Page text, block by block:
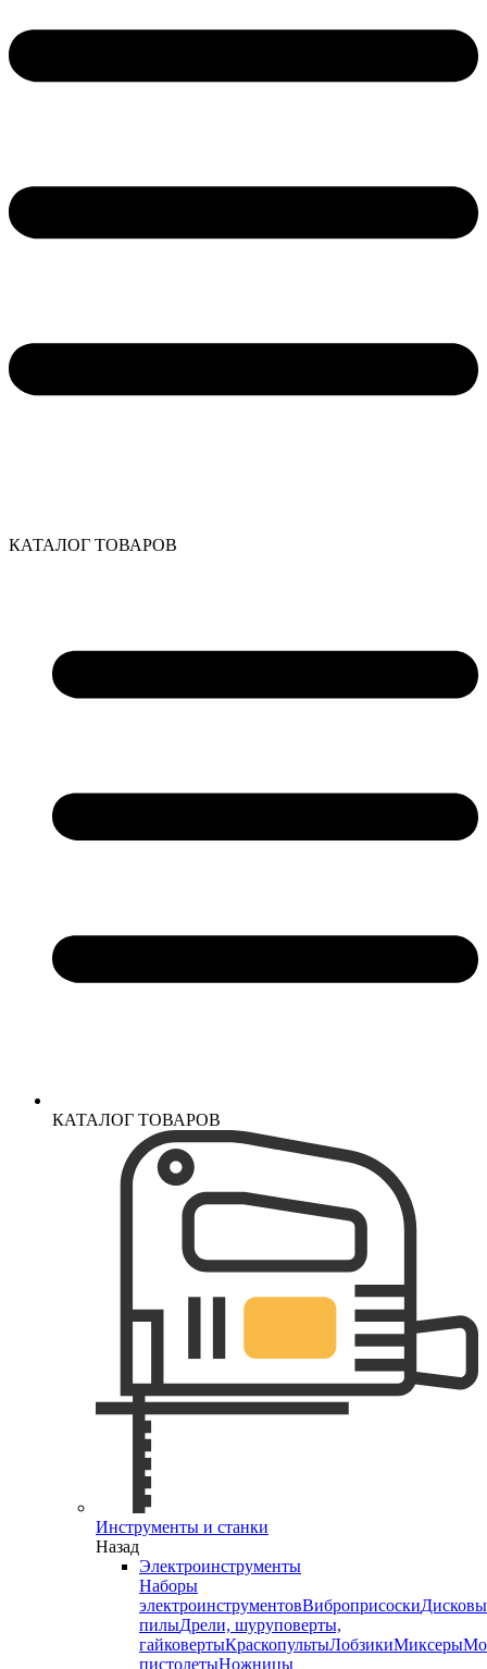
КАТАЛОГ ТОВАРОВ
КАТАЛОГ ТОВАРОВ
Инструменты и станки
Назад
Электроинструменты
Наборы
электроинструментовВиброприсоски
пилыДрели, шуруповерты,
гайковертыКраскопультыЛобзикиМиксеры
пистолетыНожницы